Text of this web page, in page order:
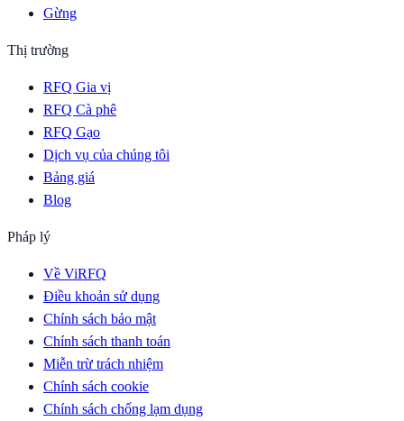
Gừng
Thị trường
RFQ Gia vị
RFQ Cà phê
RFQ Gạo
Dịch vụ của chúng tôi
Bảng giá
Blog
Pháp lý
Về ViRFQ
Điều khoản sử dụng
Chính sách bảo mật
Chính sách thanh toán
Miễn trừ trách nhiệm
Chính sách cookie
Chính sách chống lạm dụng